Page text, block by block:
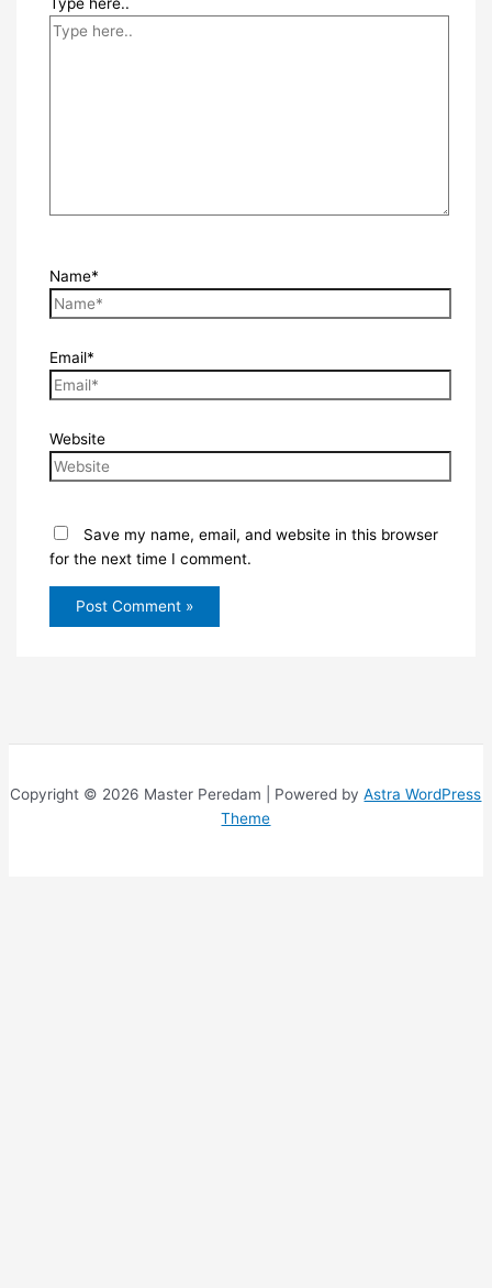
Type here..
Name*
Email*
Website
Save my name, email, and website in this browser
for the next time I comment.
Copyright © 2026 Master Peredam | Powered byAstra WordPress
Theme